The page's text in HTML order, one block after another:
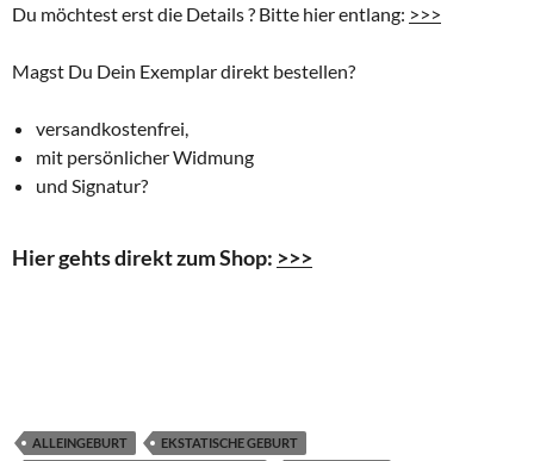
Du möchtest erst die Details ? Bitte hier entlang: >>>
Magst Du Dein Exemplar direkt bestellen?
versandkostenfrei,
mit persönlicher Widmung
und Signatur?
Hier gehts direkt zum Shop: >>>
ALLEINGEBURT
EKSTATISCHE GEBURT